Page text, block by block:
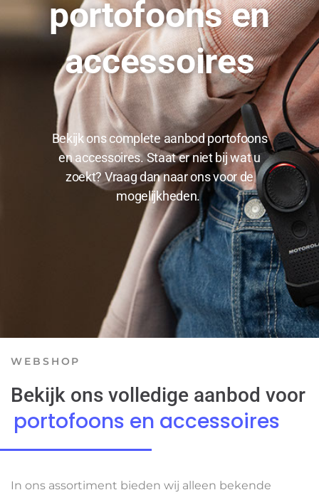
portofoons en
accessoires
Bekijk ons complete aanbod portofoons
en accessoires. Staat er niet bij wat u
zoekt? Vraag dan naar ons voor de
mogelijkheden.
WEBSHOP
Bekijk ons volledige aanbod voor
portofoons en accessoires
In ons assortiment bieden wij alleen bekende